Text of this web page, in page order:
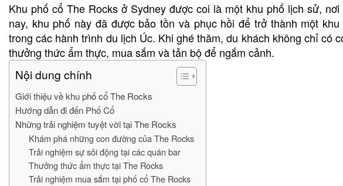
Khu phố cổ The Rocks ở Sydney được coi là một khu phố lịch sử,
nay, khu phố này đã được bảo tồn và phục hồi để trở thành một
trong các hành trình du lịch Úc. Khi ghé thăm, du khách không chỉ có
thưởng thức ẩm thực, mua sắm và tản bộ để ngắm cảnh.
Nội dung chính
Giới thiệu về khu phố cổ The Rocks
Hướng dẫn đi đến Phố Cổ
Những trải nghiệm tuyệt vời tại The Rocks
Khám phá những con đường của The Rocks
Trải nghiệm sự sôi động tại các quán bar
Thưởng thức ẩm thực tại The Rocks
Trải nghiệm mua sắm tại phố cổ The Rocks